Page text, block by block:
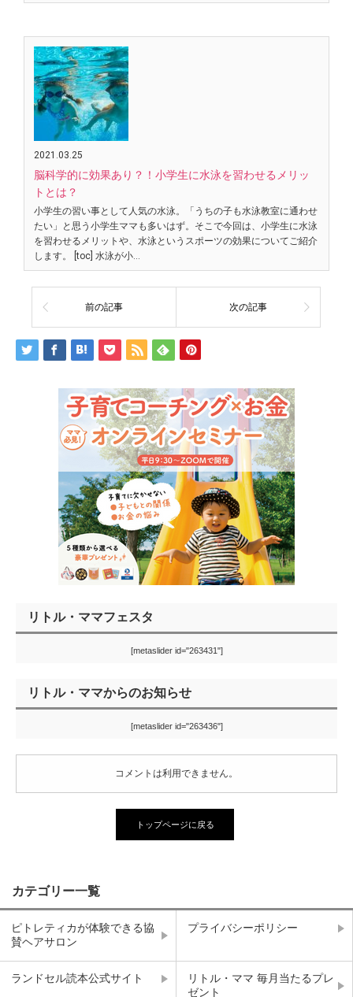
2021.03.25
脳科学的に効果あり？！小学生に水泳を習わせるメリッ
トとは？
小学生の習い事として人気の水泳。「うちの子も水泳教室に通わせ
たい」と思う小学生ママも多いはず。そこで今回は、小学生に水泳
を習わせるメリットや、水泳というスポーツの効果についてご紹介
します。 [toc] 水泳が小…
前の記事 次の記事
リトル・ママフェスタ
[metaslider id="263431"]
リトル・ママからのお知らせ
[metaslider id="263436"]
コメントは利用できません。
トップページに戻る
カテゴリー一覧
ピトレティカが体験できる協
賛ヘアサロン
プライバシーポリシー
ランドセル読本公式サイト
リトル・ママ 毎月当たるプレ
ゼント